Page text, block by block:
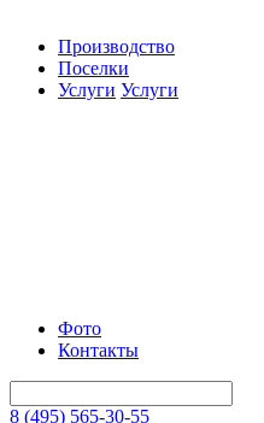
Производство
Поселки
Услуги Услуги
Фото
Контакты
8 (495) 565-30-55